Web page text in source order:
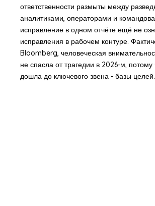
ответственности размыты между
аналитиками, операторами и
исправление в одном отчёте ещё не
исправления в рабочем контуре.
Bloomberg, человеческая
не спасла от трагедии в 2026-м, потому
дошла до ключевого звена - базы целей.